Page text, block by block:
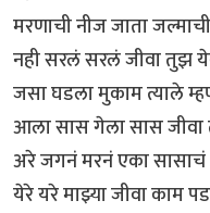
मरणाची नीज जाता
नही सरलं सरलं जीवा तुझ
जसा घडला मुकाम त्याले
आला सास गेला सास
अरे जगनं मरनं एका
येरे यरे माझ्या जीवा काम